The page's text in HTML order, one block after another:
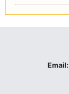
Email: